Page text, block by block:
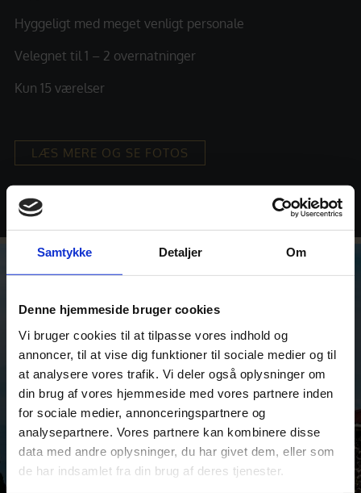
Samtykke Detaljer Om
Denne hjemmeside bruger cookies
Vi bruger cookies til at tilpasse vores indhold og
annoncer, til at vise dig funktioner til sociale medier og til
at analysere vores trafik. Vi deler også oplysninger om
din brug af vores hjemmeside med vores partnere inden
for sociale medier, annonceringspartnere og
analysepartnere. Vores partnere kan kombinere disse
data med andre oplysninger, du har givet dem, eller som
de har indsamlet fra din brug af deres tjenester.
Hyggeligt med meget venligt personale
Velegnet til 1 – 2 overnatninger
Kun 15 værelser
LÆS MERE OG SE FOTOS